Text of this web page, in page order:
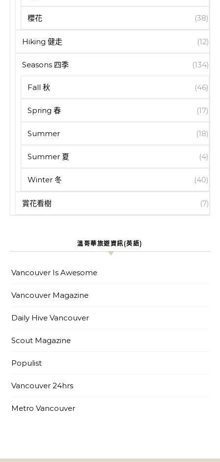
櫻花 (38)
Hiking 健走 (12)
Seasons 四季 (134)
Fall 秋 (46)
Spring 春 (17)
Summer (18)
Summer 夏 (4)
Winter 冬 (40)
賞花看樹 (7)
溫哥華旅遊資訊(英語)
Vancouver Is Awesome
Vancouver Magazine
Daily Hive Vancouver
Scout Magazine
Populist
Vancouver 24hrs
Metro Vancouver